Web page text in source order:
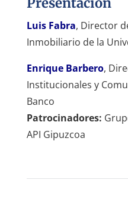
Luis Fabra, Director
Inmobiliario de la
Enrique Barbero,
Institucionales y
Banco
Patrocinadores:
API Gipuzcoa